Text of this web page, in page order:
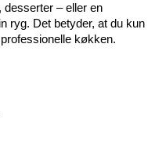
– eller en
ryg. Det betyder, at du kun
køkken.